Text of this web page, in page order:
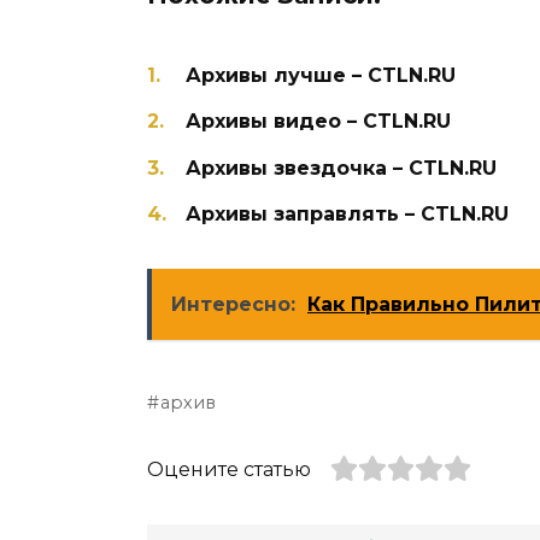
Архивы лучше – CTLN.RU
Архивы видео – CTLN.RU
Архивы звездочка – CTLN.RU
Архивы заправлять – CTLN.RU
Интересно: Как Правильно
архив
Оцените статью